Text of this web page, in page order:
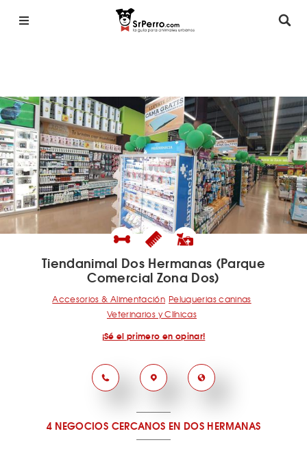
Tiendanimal Dos Hermanas (Parque
Comercial Zona Dos)
Accesorios & Alimentación Peluquerias caninas
Veterinarios y Clínicas
¡Sé el primero en opinar!
4 NEGOCIOS CERCANOS EN DOS HERMANAS